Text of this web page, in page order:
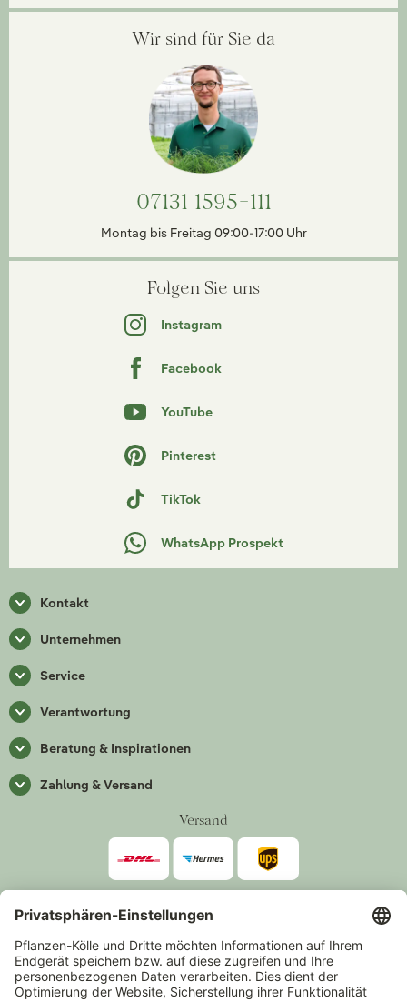
Wir sind für Sie da
07131 1595-111
Montag bis Freitag 09:00-17:00 Uhr
Folgen Sie uns
Instagram
Facebook
YouTube
Pinterest
TikTok
WhatsApp Prospekt
Kontakt
Unternehmen
Service
Verantwortung
Beratung & Inspirationen
Zahlung & Versand
Versand
Zahlarten